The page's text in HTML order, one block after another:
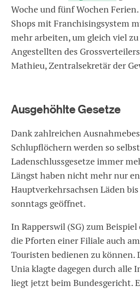
Woche und fünf Wochen
Shops mit Franchisingsystem
mehr arbeiten, um gleich viel
Angestellten des
Mathieu, Zentralsekretär der
Ausgehöhlte Gesetze
Dank zahlreichen
Schlupflöchern werden so
Ladenschlussgesetze immer
Längst haben nicht mehr nur
Hauptverkehrsachsen Läden
sonntags geöffnet.
In Rapperswil (SG) zum
die Pforten einer Filiale auch
Touristen bedienen zu können.
Unia klagte dagegen durch alle
liegt jetzt beim Bundesgericht.